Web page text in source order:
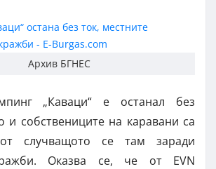
Архив БГНЕС
„Каваци“ е останал без
и собствениците на каравани са
случващото се там заради
Оказва се, че от EVN